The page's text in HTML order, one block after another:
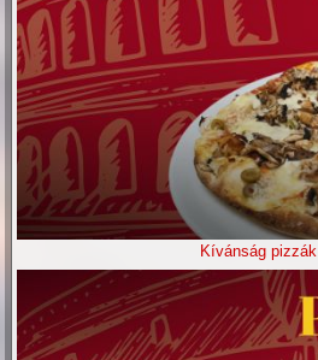
Kívánság pizzák